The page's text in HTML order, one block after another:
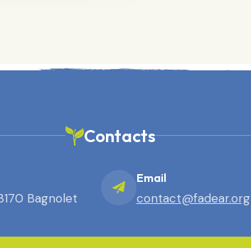
Contacts
Bagnolet
Email
contact@fadear.org